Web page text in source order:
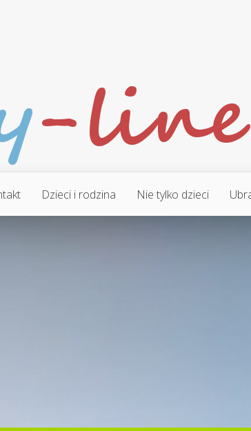
Dzieci i rodzina Nie tylko dzieci